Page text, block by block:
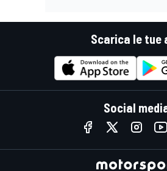
Scarica le tue
Social